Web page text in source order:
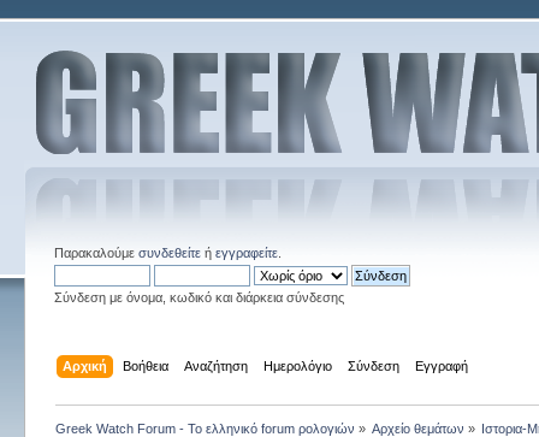
Παρακαλούμε συνδεθείτεή εγγραφείτε.
Σύνδεση με όνομα, κωδικό και διάρκεια σύνδεσης
Αρχική Βοήθεια Αναζήτηση Ημερολόγιο Σύνδεση Εγγραφή
Greek Watch Forum - Το ελληνικό forum ρολογιών » Αρχείο θεμάτων » Ιστορια-